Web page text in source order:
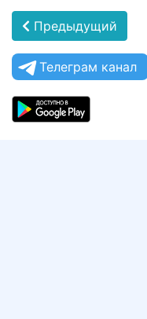
Предыдущий
Телеграм канал